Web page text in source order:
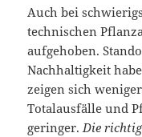
Auch bei
technischen
aufgehoben.
Nachhaltigkeit
zeigen sich
Totalausfälle und
geringer.Die